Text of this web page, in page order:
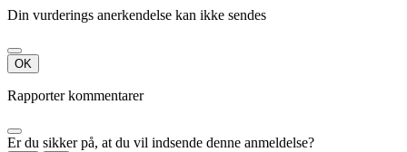
Din vurderings anerkendelse kan ikke sendes
OK
Rapporter kommentarer
Er du sikker på, at du vil indsende denne anmeldelse?